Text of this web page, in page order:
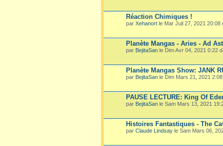
Réaction Chimiques !
par Xehanort le Mar Juil 27, 2021
Planète Mangas - Aries - Ad
par BejitaSan le Dim Avr 04, 2021 0:22
Planète Mangas Show: JANK
par BejitaSan le Dim Mars 21, 2021
PAUSE LECTURE: King Of
par BejitaSan le Sam Mars 13, 2021
Histoires Fantastiques - The
par Claude Lindsay le Sam Mars 06,